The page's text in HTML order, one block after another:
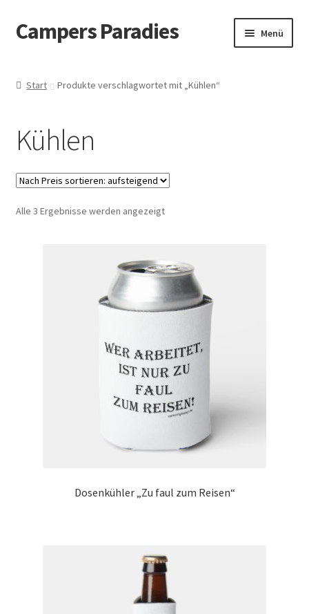
Zur
Navigation
Zum
Inhalt
Campers Paradies Menü
Outdoor
Bekleidung
Freizeitbeschäftigung
Start Produkte verschlagwortet mit „Kühlen“
Kühlen
Alle 3 Ergebnisse werden angezeigtNach
Dosenkühler „Zu faul zum Reisen“